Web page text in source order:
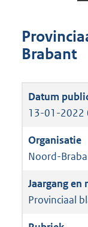
Brabant
13-01-2022
Noord-
Provinciaal